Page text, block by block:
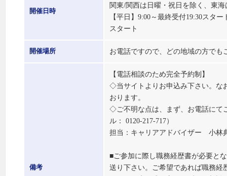
開催日時
関東/関西は日曜・祝日を除く、東
【平日】9:00～最終受付19:30スタ
スタート
開催場所 お電話ですので、どの地域の方でも
備考
【電話相談のため完全予約制】
◇当サイトよりお申込み下さい。な
おります。
◇ご不明な点は、まず、お電話にて
ル： 0120-217-717）
担当：キャリアアドバイザー 小林
■ご参加に際し職務経歴書が必要と
送り下さい。ご希望であれば職務経